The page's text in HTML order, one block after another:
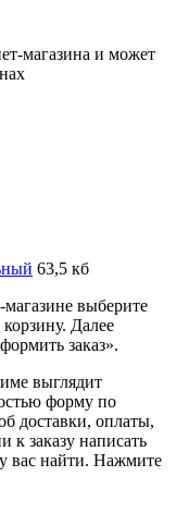
магазина и может
63,5 кб
выберите
Далее
заказ».
выглядит
форму по
доставки, оплаты,
к заказу написать
вас найти. Нажмите